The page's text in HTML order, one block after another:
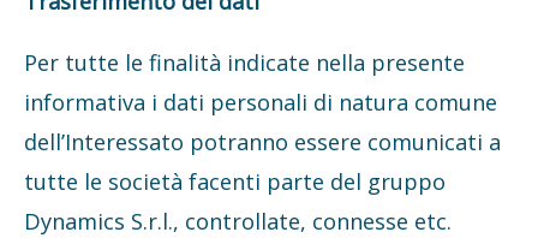
Per tutte le finalità indicate nella presente
informativa i dati personali di natura comune
dell’Interessato potranno essere comunicati a
tutte le società facenti parte del gruppo
Dynamics S.r.l., controllate, connesse etc.